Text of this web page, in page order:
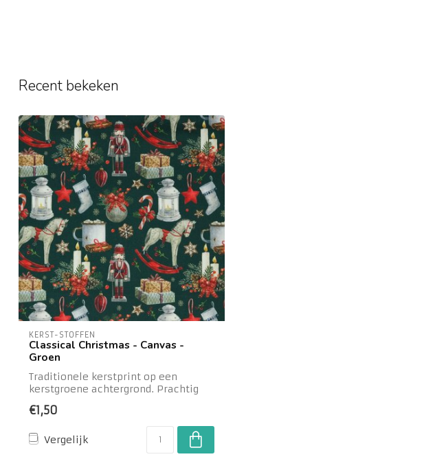
Recent bekeken
KERST-STOFFEN
Classical Christmas - Canvas -
Groen
Traditionele kerstprint op een
kerstgroene achtergrond. Prachtig
€1,50
Vergelijk